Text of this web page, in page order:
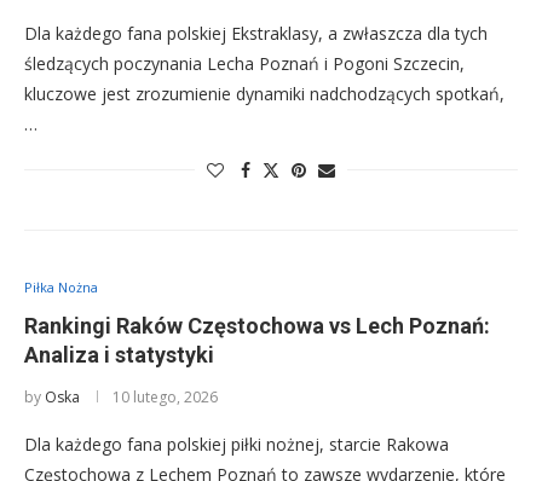
Dla każdego fana polskiej Ekstraklasy, a zwłaszcza dla tych
śledzących poczynania Lecha Poznań i Pogoni Szczecin,
kluczowe jest zrozumienie dynamiki nadchodzących spotkań,
…
Piłka Nożna
Rankingi Raków Częstochowa vs Lech Poznań:
Analiza i statystyki
by Oska 10 lutego, 2026
Dla każdego fana polskiej piłki nożnej, starcie Rakowa
Częstochowa z Lechem Poznań to zawsze wydarzenie, które